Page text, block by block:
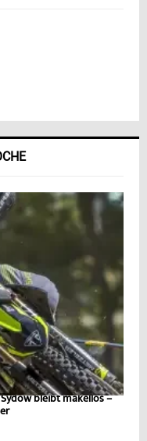
bleibt makellos –